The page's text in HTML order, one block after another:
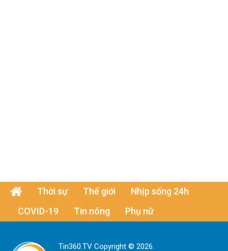
Thời sự Thế giới
Nhịp sống 24h
COVID-19
Tin nóng Phụ nữ
Tin360.TV Copyright © 2026.